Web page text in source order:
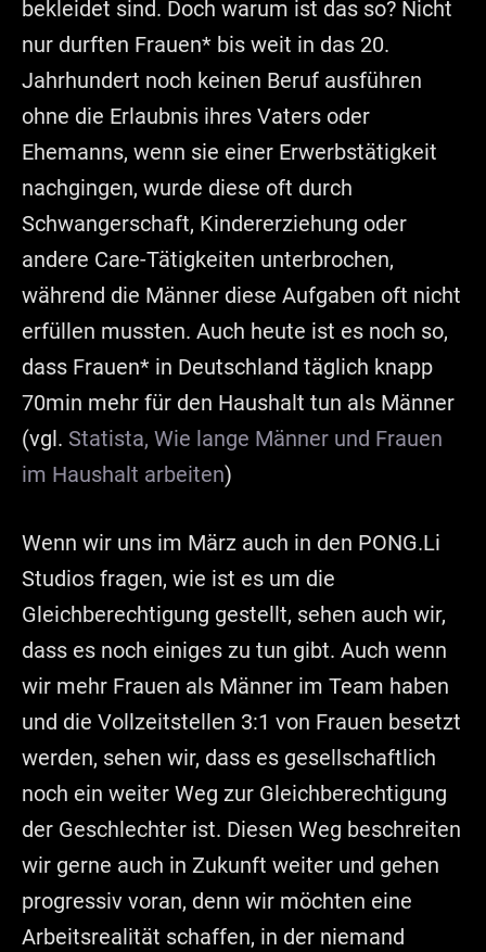
bekleidet sind. Doch warum ist das so? Nicht
nur durften Frauen* bis weit in das 20.
Jahrhundert noch keinen Beruf ausführen
ohne die Erlaubnis ihres Vaters oder
Ehemanns, wenn sie einer Erwerbstätigkeit
nachgingen, wurde diese oft durch
Schwangerschaft, Kindererziehung oder
andere Care-Tätigkeiten unterbrochen,
während die Männer diese Aufgaben oft nicht
erfüllen mussten. Auch heute ist es noch so,
dass Frauen* in Deutschland täglich knapp
70min mehr für den Haushalt tun als Männer
(vgl. Statista, Wie lange Männer und Frauen
im Haushalt arbeiten)
Wenn wir uns im März auch in den PONG.Li
Studios fragen, wie ist es um die
Gleichberechtigung gestellt, sehen auch wir,
dass es noch einiges zu tun gibt. Auch wenn
wir mehr Frauen als Männer im Team haben
und die Vollzeitstellen 3:1 von Frauen besetzt
werden, sehen wir, dass es gesellschaftlich
noch ein weiter Weg zur Gleichberechtigung
der Geschlechter ist. Diesen Weg beschreiten
wir gerne auch in Zukunft weiter und gehen
progressiv voran, denn wir möchten eine
Arbeitsrealität schaffen, in der niemand